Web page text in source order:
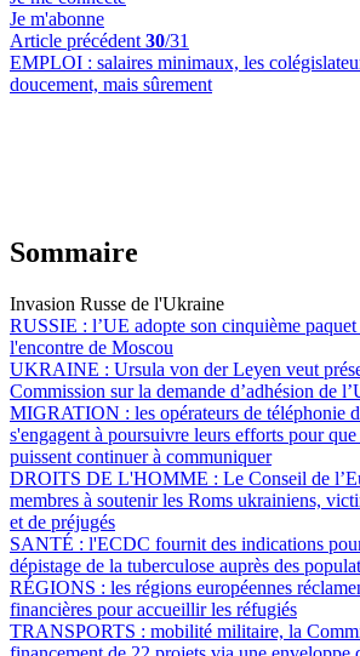
Je m'abonne
Article précédent 30/31
EMPLOI : salaires minimaux, les
doucement, mais sûrement
Sommaire
Invasion Russe de l'Ukraine
RUSSIE : l’UE adopte son cinquième paquet
l'encontre de Moscou
UKRAINE : Ursula von der Leyen veut
Commission sur la demande d’adhésion de
MIGRATION : les opérateurs de téléphonie
s'engagent à poursuivre leurs efforts pour
puissent continuer à communiquer
DROITS DE L'HOMME : Le Conseil de
membres à soutenir les Roms ukrainiens,
et de préjugés
SANTÉ : l'ECDC fournit des indications
dépistage de la tuberculose auprès des
RÉGIONS : les régions européennes
financières pour accueillir les réfugiés
TRANSPORTS : mobilité militaire, la